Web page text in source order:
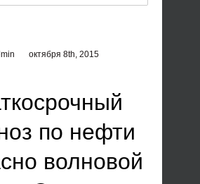
октября 8th, 2015
по нефти
волновой